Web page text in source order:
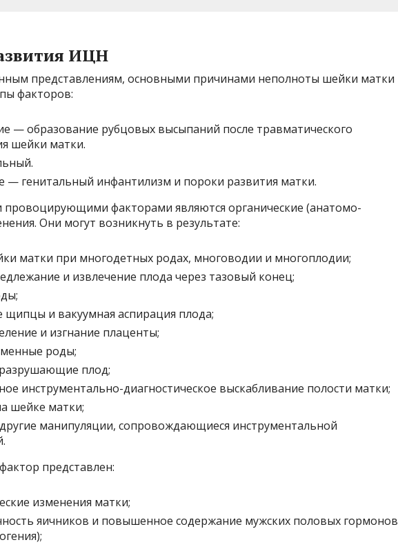
ИЦН
представлениям, основными причинами неполноты шейки матки
факторов:
— образование рубцовых высыпаний после травматического
шейки матки.
— генитальный инфантилизм и пороки развития матки.
провоцирующими факторами являются органические (анатомо-
Они могут возникнуть в результате:
матки при многодетных родах, многоводии и многоплодии;
и извлечение плода через тазовый конец;
щипцы и вакуумная аспирация плода;
и изгнание плаценты;
роды;
плод;
инструментально-диагностическое выскабливание полости матки;
шейке матки;
манипуляции, сопровождающиеся инструментальной
представлен:
изменения матки;
яичников и повышенное содержание мужских половых гормонов